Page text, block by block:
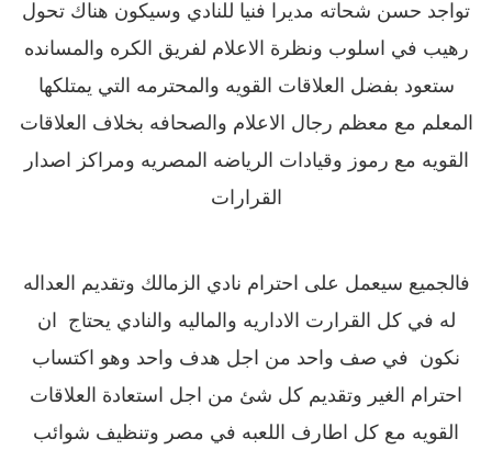
تواجد حسن شحاته مديرا فنيا للنادي وسيكون هناك تحول
رهيب في اسلوب ونظرة الاعلام لفريق الكره والمسانده
ستعود بفضل العلاقات القويه والمحترمه التي يمتلكها
المعلم مع معظم رجال الاعلام والصحافه بخلاف العلاقات
القويه مع رموز وقيادات الرياضه المصريه ومراكز اصدار
القرارات
فالجميع سيعمل على احترام نادي الزمالك وتقديم العداله
له في كل القرارت الاداريه والماليه والنادي يحتاج ان
نكون في صف واحد من اجل هدف واحد وهو اكتساب
احترام الغير وتقديم كل شئ من اجل استعادة العلاقات
القويه مع كل اطارف اللعبه في مصر وتنظيف شوائب